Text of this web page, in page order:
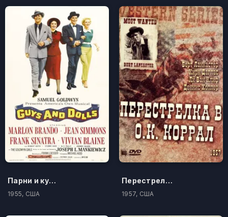
Парни и куколки
1955, США
Перестрелка в О.К. Коррал
1957, США